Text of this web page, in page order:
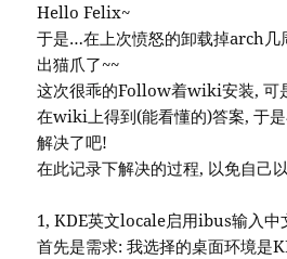
Hello Felix~
于是…在上次愤怒的卸载掉arch几
出猫爪了~~
这次很乖的Follow着wiki安装, 可
在wiki上得到(能看懂的)答案, 于
解决了吧!
在此记录下解决的过程, 以免自己
1, KDE英文locale启用ibus输入中
首先是需求: 我选择的桌面环境是